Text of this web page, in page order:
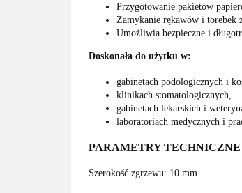
Przygotowanie pakietów
Zamykanie rękawów i torebek
Umożliwia bezpieczne i
Doskonała do użytku w:
gabinetach podologicznych i
klinikach stomatologicznych,
gabinetach lekarskich i
laboratoriach medycznych i
PARAMETRY TECHNICZNE
Szerokość zgrzewu: 10 mm